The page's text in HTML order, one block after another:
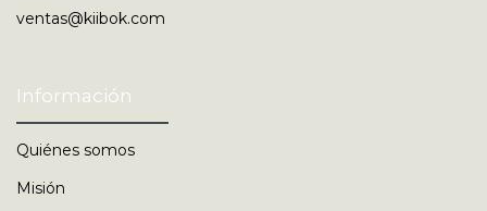
ventas@kiibok.com
Información
Quiénes somos
Misión